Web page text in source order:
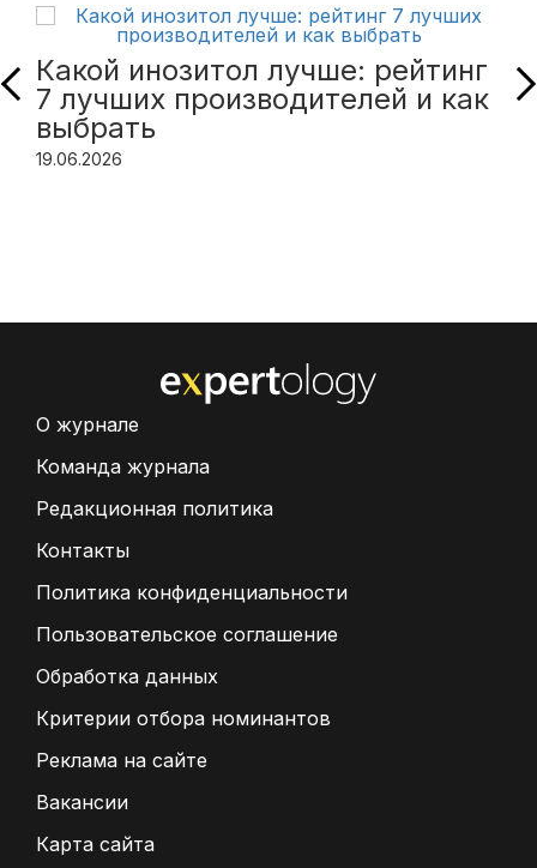
Какой инозитол лучше: рейтинг
7 лучших производителей и как
выбрать
19.06.2026
О журнале
Команда журнала
Редакционная политика
Контакты
Политика конфиденциальности
Пользовательское соглашение
Обработка данных
Критерии отбора номинантов
Реклама на сайте
Вакансии
Карта сайта